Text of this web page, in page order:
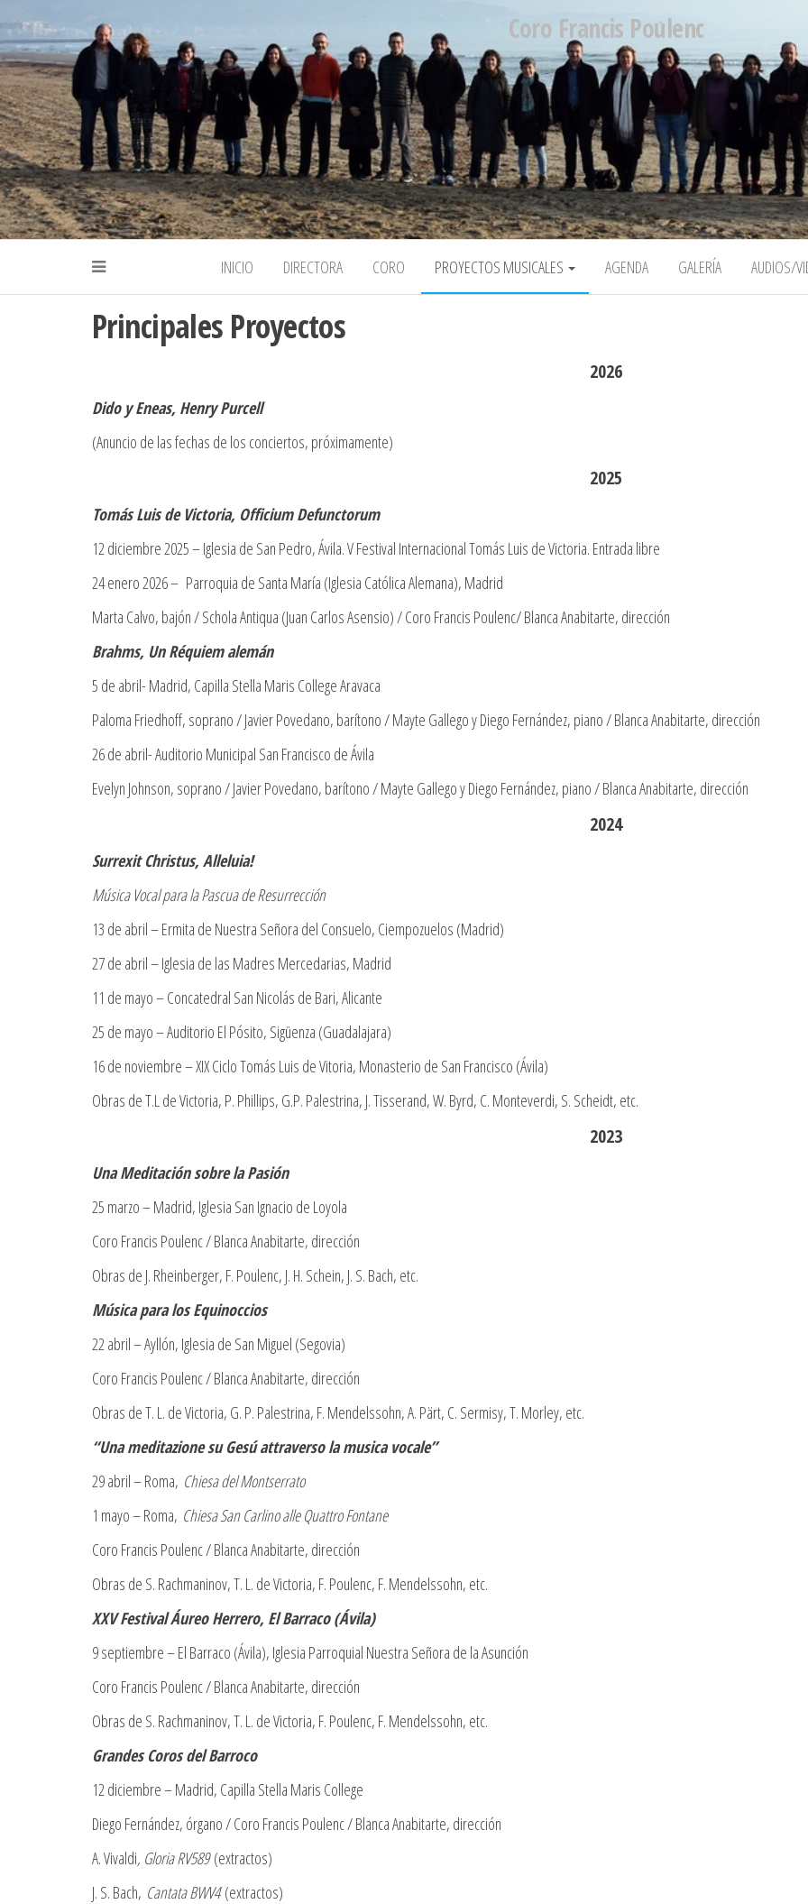
Coro Francis Poulenc
INICIO DIRECTORA CORO PROYECTOS MUSICALES AGENDA GALERÍA AUDIOS/
Principales Proyectos
2026
Dido y Eneas, Henry Purcell
(Anuncio de las fechas de los conciertos, próximamente)
2025
Tomás Luis de Victoria, Officium Defunctorum
12 diciembre 2025 – Iglesia de San Pedro, Ávila. V Festival Internacional Tomás Luis de Victoria. Entrada libre
24 enero 2026 – Parroquia de Santa María (Iglesia Católica Alemana), Madrid
Marta Calvo, bajón / Schola Antiqua (Juan Carlos Asensio) / Coro Francis Poulenc/ Blanca Anabitarte, dirección
Brahms, Un Réquiem alemán
5 de abril- Madrid, Capilla Stella Maris College Aravaca
Paloma Friedhoff, soprano / Javier Povedano, barítono / Mayte Gallego y Diego Fernández, piano / Blanca Anabitarte, dirección
26 de abril- Auditorio Municipal San Francisco de Ávila
Evelyn Johnson, soprano / Javier Povedano, barítono / Mayte Gallego y Diego Fernández, piano / Blanca Anabitarte, dirección
2024
Surrexit Christus, Alleluia!
Música Vocal para la Pascua de Resurrección
13 de abril – Ermita de Nuestra Señora del Consuelo, Ciempozuelos (Madrid)
27 de abril – Iglesia de las Madres Mercedarias, Madrid
11 de mayo – Concatedral San Nicolás de Bari, Alicante
25 de mayo – Auditorio El Pósito, Sigüenza (Guadalajara)
16 de noviembre – XIX Ciclo Tomás Luis de Vitoria, Monasterio de San Francisco (Ávila)
Obras de T.L de Victoria, P. Phillips, G.P. Palestrina, J. Tisserand, W. Byrd, C. Monteverdi, S. Scheidt, etc.
2023
Una Meditación sobre la Pasión
25 marzo – Madrid, Iglesia San Ignacio de Loyola
Coro Francis Poulenc / Blanca Anabitarte, dirección
Obras de J. Rheinberger, F. Poulenc, J. H. Schein, J. S. Bach, etc.
Música para los Equinoccios
22 abril – Ayllón, Iglesia de San Miguel (Segovia)
Coro Francis Poulenc / Blanca Anabitarte, dirección
Obras de T. L. de Victoria, G. P. Palestrina, F. Mendelssohn, A. Pärt, C. Sermisy, T. Morley, etc.
“Una meditazione su Gesú attraverso la musica vocale”
29 abril – Roma, Chiesa del Montserrato
1 mayo – Roma, Chiesa San Carlino alle Quattro Fontane
Coro Francis Poulenc / Blanca Anabitarte, dirección
Obras de S. Rachmaninov, T. L. de Victoria, F. Poulenc, F. Mendelssohn, etc.
XXV Festival Áureo Herrero, El Barraco (Ávila)
9 septiembre – El Barraco (Ávila), Iglesia Parroquial Nuestra Señora de la Asunción
Coro Francis Poulenc / Blanca Anabitarte, dirección
Obras de S. Rachmaninov, T. L. de Victoria, F. Poulenc, F. Mendelssohn, etc.
Grandes Coros del Barroco
12 diciembre – Madrid, Capilla Stella Maris College
Diego Fernández, órgano / Coro Francis Poulenc / Blanca Anabitarte, dirección
A. Vivaldi, Gloria RV589(extractos)
J. S. Bach, Cantata BWV4(extractos)